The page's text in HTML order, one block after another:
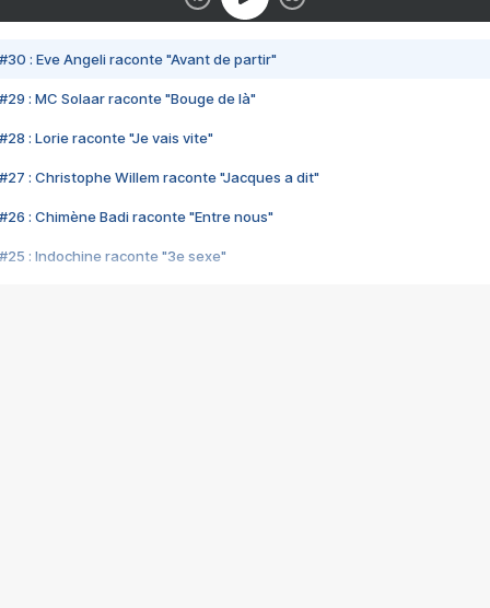
#30 : Eve Angeli raconte "Avant de partir"
#29 : MC Solaar raconte "Bouge de là"
#28 : Lorie raconte "Je vais vite"
#27 : Christophe Willem raconte "Jacques a dit"
#26 : Chimène Badi raconte "Entre nous"
#25 : Indochine raconte "3e sexe"